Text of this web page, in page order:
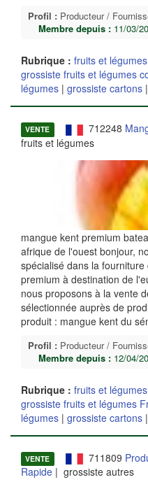
Profil : Producteur /
Membre depuis : 11/03/
Rubrique : fruits et légumes
grossiste fruits et légumes
légumes | grossiste cartons |
VENTE 712248
fruits et légumes
mangue kent premium
afrique de l'ouest bonjour,
spécialisé dans la
premium à destination de
nous proposons à la vente
sélectionnée auprès de
produit : mangue kent du
Profil : Producteur /
Membre depuis : 12/04/
Rubrique : fruits et légumes
grossiste fruits et légumes
légumes | grossiste cartons |
VENTE 711809
Rapide | grossiste autres